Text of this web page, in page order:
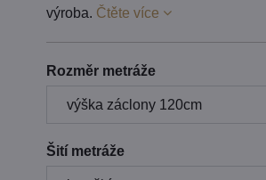
výroba. Čtěte více
Rozměr metráže
Šití metráže